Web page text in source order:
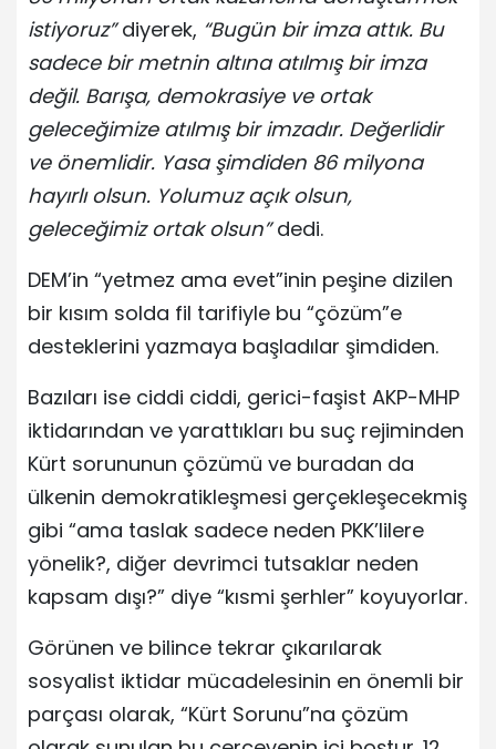
istiyoruz”diyerek, “Bugün bir imza attık. Bu
sadece bir metnin altına atılmış bir imza
değil. Barışa, demokrasiye ve ortak
geleceğimize atılmış bir imzadır. Değerlidir
ve önemlidir. Yasa şimdiden 86 milyona
hayırlı olsun. Yolumuz açık olsun,
geleceğimiz ortak olsun”dedi.
DEM’in “yetmez ama evet”inin peşine dizilen
bir kısım solda fil tarifiyle bu “çözüm”e
desteklerini yazmaya başladılar şimdiden.
Bazıları ise ciddi ciddi, gerici-faşist AKP-MHP
iktidarından ve yarattıkları bu suç rejiminden
Kürt sorununun çözümü ve buradan da
ülkenin demokratikleşmesi gerçekleşecekmiş
gibi “ama taslak sadece neden PKK’lilere
yönelik?, diğer devrimci tutsaklar neden
kapsam dışı?” diye “kısmi şerhler” koyuyorlar.
Görünen ve bilince tekrar çıkarılarak
sosyalist iktidar mücadelesinin en önemli bir
parçası olarak, “Kürt Sorunu”na çözüm